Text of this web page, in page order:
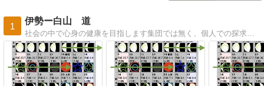
1
伊勢ー白山 道
社会の中で心身の健康を目指します集団では無く、個人での探求を目指します